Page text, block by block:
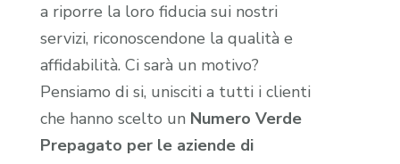
a riporre la loro fiducia sui nostri
servizi, riconoscendone la qualità e
affidabilità. Ci sarà un motivo?
Pensiamo di si, unisciti a tutti i clienti
che hanno scelto un Numero Verde
Prepagato per le aziende di